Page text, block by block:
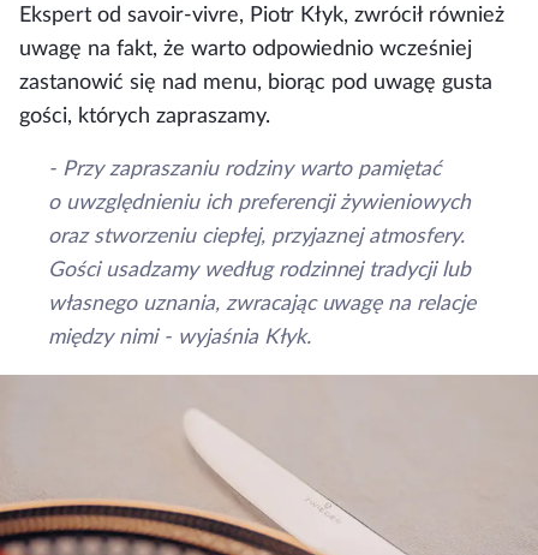
Ekspert od savoir-vivre, Piotr Kłyk, zwrócił również
uwagę na fakt, że warto odpowiednio wcześniej
zastanowić się nad menu, biorąc pod uwagę gusta
gości, których zapraszamy.
- Przy zapraszaniu rodziny warto pamiętać
o uwzględnieniu ich preferencji żywieniowych
oraz stworzeniu ciepłej, przyjaznej atmosfery.
Gości usadzamy według rodzinnej tradycji lub
własnego uznania, zwracając uwagę na relacje
między nimi - wyjaśnia Kłyk.